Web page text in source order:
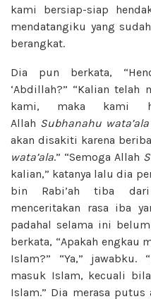
kami bersiap-siap
mendatangiku yang
berangkat.
Dia pun berkata,
‘Abdillah?” “Kalian telah
kami, maka kami
Allah Subhanahu wata’ala
akan disakiti karena
wata’ala.” “Semoga Allah
kalian,” katanya lalu dia
bin Rabi’ah tiba dari
menceritakan rasa iba
padahal selama ini
berkata, “Apakah engkau
Islam?” “Ya,”
masuk Islam, kecuali
Islam.” Dia merasa putus